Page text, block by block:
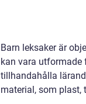
Barn leksaker är
kan vara
tillhandahålla
material, som plast,